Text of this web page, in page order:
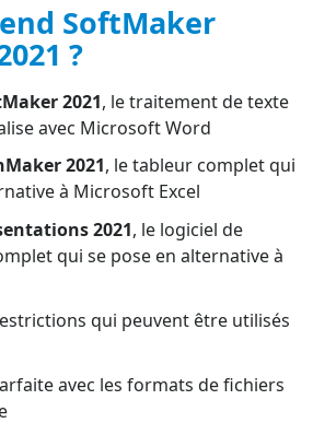
SoftMaker
?
2021, le traitement de texte
avec Microsoft Word
2021, le tableur complet qui
à Microsoft Excel
2021, le logiciel de
qui se pose en alternative à
qui peuvent être utilisés
avec les formats de fichiers